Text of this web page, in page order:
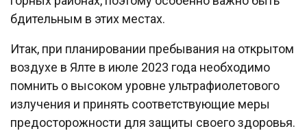
бдительным в этих местах.
Итак, при планировании пребывания на открытом
воздухе в Ялте в июле 2023 года необходимо
помнить о высоком уровне ультрафиолетового
излучения и принять соответствующие меры
предосторожности для защиты своего здоровья.